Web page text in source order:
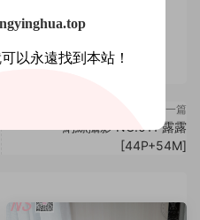
下一篇
納絲攝影 NO.011 露露
[44P+54M]
以永遠找到本站！